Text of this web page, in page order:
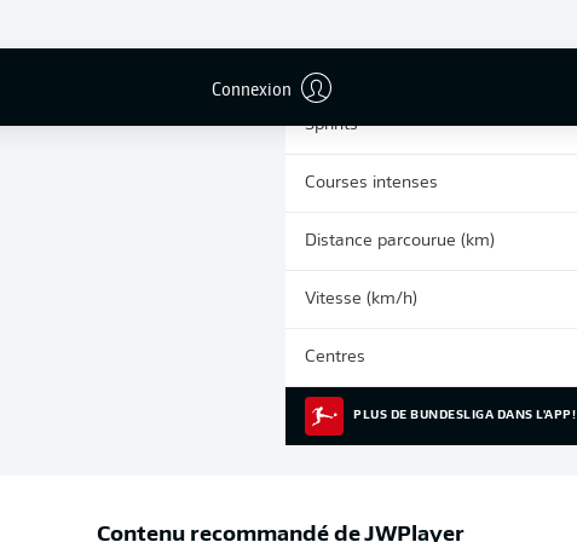
Connexion
Sprints
Courses intenses
Distance parcourue (km)
Vitesse (km/h)
Centres
PLUS DE BUNDESLIGA DANS L'APP!
Contenu recommandé deJWPlayer